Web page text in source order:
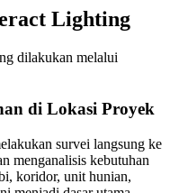
Lighting
dilakukan melalui
di Lokasi Proyek
survei langsung ke
menganalisis kebutuhan
koridor, unit hunian,